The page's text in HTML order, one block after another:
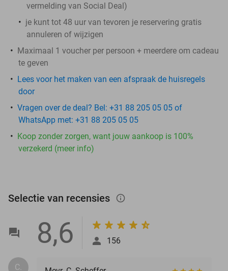
vermelding van Social Deal)
​je kunt tot 48 uur van tevoren je reservering gratis
annuleren of wijzigen
Maximaal 1 voucher per persoon + meerdere om cadeau
te geven
Lees voor het maken van een afspraak de huisregels
door
Vragen over de deal? Bel: +31 88 205 05 05 of
WhatsApp met: +31 88 205 05 05
Koop zonder zorgen, want jouw aankoop is 100%
verzekerd (meer info)
Selectie van recensies info_outlined
8,6 156
C.